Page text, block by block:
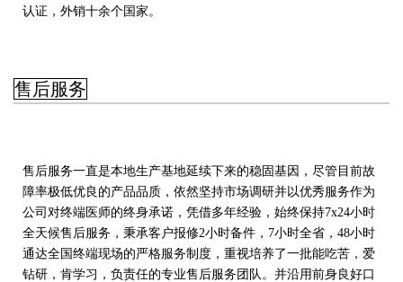
认证，外销十余个国家。
售后服务
售后服务一直是本地生产基地延续下来的稳固基因，尽管目前故
障率极低优良的产品品质，依然坚持市场调研并以优秀服务作为
公司对终端医师的终身承诺，凭借多年经验，始终保持7x24小时
全天候售后服务，秉承客户报修2小时备件，7小时全省，48小时
通达全国终端现场的严格服务制度，重视培养了一批能吃苦，爱
钻研，肯学习，负责任的专业售后服务团队。并沿用前身良好口